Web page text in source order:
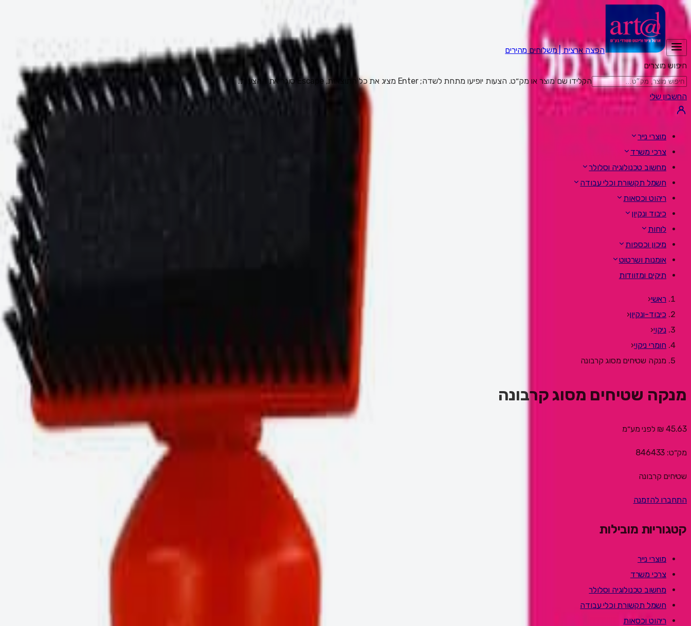
הפצה ארצית | משלוחים מהירים
חיפוש מוצרים
הקלידו שם מוצר או מק״ט. הצעות יופיעו מתחת לשדה; Enter מציג את כל התוצאות, Escape סוגר את ההצעות.
החשבון שלי
מוצרי נייר
צרכי משרד
מחשוב טכנולוגיה וסלולר
חשמל תקשורת וכלי עבודה
ריהוט וכסאות
כיבוד ונקיון
לוחות
מיכון וכספות
אומנות ושרטוט
תיקים ומזוודות
ראשי‹
כיבוד-ונקיון‹
ניקוי‹
חומרי ניקוי‹
מנקה שטיחים מסוג קרבונה
מנקה שטיחים מסוג קרבונה
45.63 ₪ לפני מע״מ
מק״ט: 846433
שטיחים קרבונה
התחברו להזמנה
קטגוריות מובילות
מוצרי נייר
צרכי משרד
מחשוב טכנולוגיה וסלולר
חשמל תקשורת וכלי עבודה
ריהוט וכסאות